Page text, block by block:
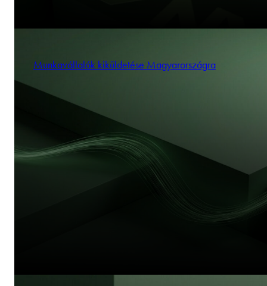
Munkavállalók kiküldetése Magyarországra